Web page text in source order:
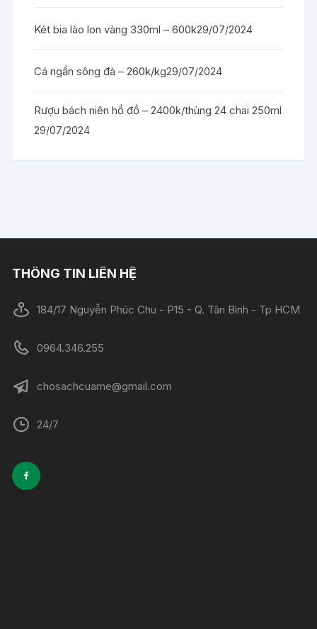
Két bia lào lon vàng 330ml – 600k29/07/2024
Cá ngần sông đà – 260k/kg29/07/2024
Rượu bách niên hồ đồ – 2400k/thùng 24 chai 250ml
29/07/2024
THÔNG TIN LIÊN HỆ
184/17 Nguyễn Phúc Chu - P15 - Q. Tân Bình - Tp HCM
0964.346.255
chosachcuame@gmail.com
24/7